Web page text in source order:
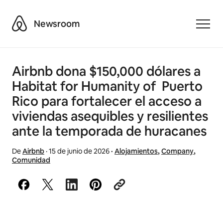
AirbnbNewsroom
Airbnb dona $150,000 dólares a
Habitat for Humanity of Puerto
Rico para fortalecer el acceso a
viviendas asequibles y resilientes
ante la temporada de huracanes
DeAirbnb·15 de junio de 2026· Alojamientos,Company,
Comunidad